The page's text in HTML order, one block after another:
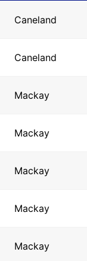
Caneland
Caneland
Mackay
Mackay
Mackay
Mackay
Mackay